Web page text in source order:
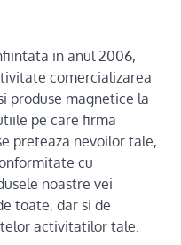
in anul 2006,
comercializarea
produse magnetice la
pe care firma
preteaza nevoilor tale,
cu
noastre vei
toate, dar si de
activitatilor tale.